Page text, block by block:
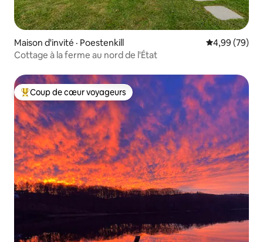
Maison d'invité · Poestenkill Note
4,99 (79)
Cottage à la ferme au nord de l'État
Coup de cœur voyageurs parmi les plus aimés
Coup de cœur voyageurs